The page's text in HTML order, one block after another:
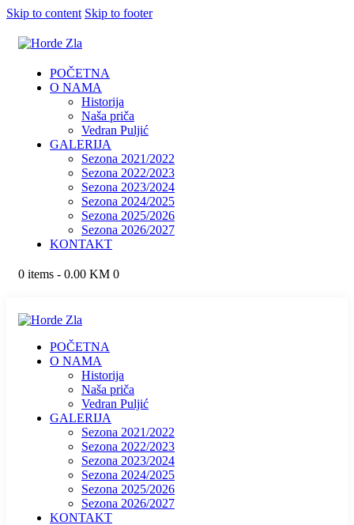
Skip to content Skip to footer
POČETNA
O NAMA
Historija
Naša priča
Vedran Puljić
GALERIJA
Sezona 2021/2022
Sezona 2022/2023
Sezona 2023/2024
Sezona 2024/2025
Sezona 2025/2026
Sezona 2026/2027
KONTAKT
0 items - 0.00 KM 0
POČETNA
O NAMA
Historija
Naša priča
Vedran Puljić
GALERIJA
Sezona 2021/2022
Sezona 2022/2023
Sezona 2023/2024
Sezona 2024/2025
Sezona 2025/2026
Sezona 2026/2027
KONTAKT